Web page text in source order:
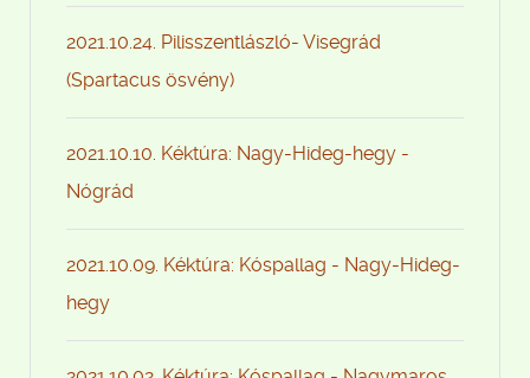
2021.10.24. Pilisszentlászló- Visegrád
(Spartacus ösvény)
2021.10.10. Kéktúra: Nagy-Hideg-hegy -
Nógrád
2021.10.09. Kéktúra: Kóspallag - Nagy-Hideg-
hegy